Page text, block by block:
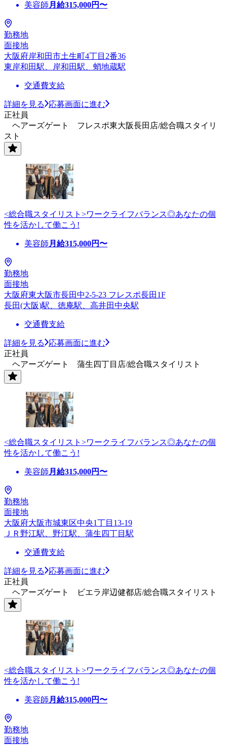
美容師 月給315,000円〜
勤務地
面接地
大阪府岸和田市土生町4丁目2番36
東岸和田駅、岸和田駅、蛸地蔵駅
交通費支給
詳細を見る
応募画面に進む
正社員
ヘアーズゲート フレスポ東大阪長田店/総合職スタイリ
スト
<総合職スタイリスト>ワークライフバランス◎あなたの個
性を活かして働こう!
美容師 月給315,000円〜
勤務地
面接地
大阪府東大阪市長田中2-5-23 フレスポ長田1F
長田(大阪)駅、徳庵駅、高井田中央駅
交通費支給
詳細を見る
応募画面に進む
正社員
ヘアーズゲート 蒲生四丁目店/総合職スタイリスト
<総合職スタイリスト>ワークライフバランス◎あなたの個
性を活かして働こう!
美容師 月給315,000円〜
勤務地
面接地
大阪府大阪市城東区中央1丁目13-19
ＪＲ野江駅、野江駅、蒲生四丁目駅
交通費支給
詳細を見る
応募画面に進む
正社員
ヘアーズゲート ビエラ岸辺健都店/総合職スタイリスト
<総合職スタイリスト>ワークライフバランス◎あなたの個
性を活かして働こう!
美容師 月給315,000円〜
勤務地
面接地